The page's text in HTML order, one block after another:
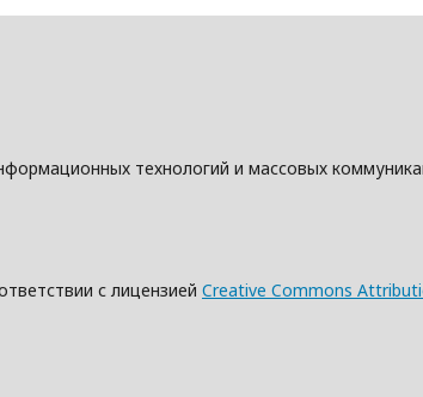
технологий и массовых
с лицензией Creative Commons